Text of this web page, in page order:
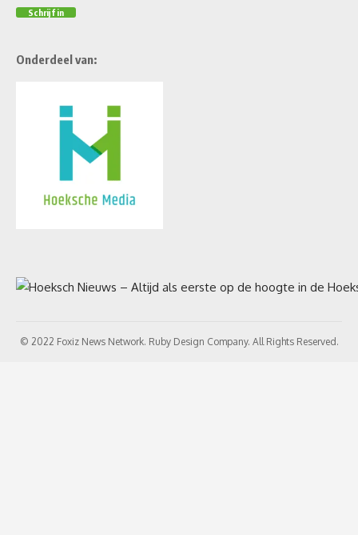
Onderdeel van:
© 2022 Foxiz News Network. Ruby Design Company. All Rights Reserved.